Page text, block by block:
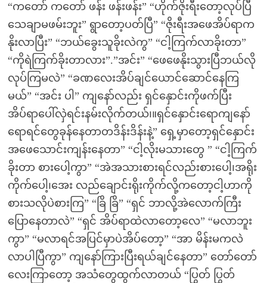
“ကတော် ကတော် ဖန်း ဖန်းဖန်း” “ဟိုက်ဇိုးရီးတော့လုပ်ပြီ
သေချာမဖမ်းဘူး” ရွာတော့ပတ်ပြီ” “ဇိုးရီးအဖေအိပ်ရာက
နိုးလာပြီး” “ဘယ်ခွေးသူခိုးလဲကွ” “ငါ့ကြက်လာခိုးတာ”
“ကိုရဲကြက်ခိုးတာလား”.”အင်း” “ဖေဖေနိုးသွားပြီဘယ်လို
လုပ်ကြမလဲ” “ခဏလေးအိပ်ချင်ယောင်ဆောင်နေကြ
မယ်” “အင်း ပါ” ကျနော်လည်း ရှင်နှောင်းကိုဖက်ပြီး
အိပ်ရာပေါ်လှဲရင်းနမ်းလိုက်တယ်၊။ရှင်နှောင်းရောကျနော်
ရောရင်တွေခုန်နေတာတဒိန်းဒိန်းနဲ့” ရှေ့မှာတော့ရှင်နှောင်း
အဖေသောင်းကျန်းနေတာ” “ငါ့လိုးမသားတွေ ” “ငါ့ကြက်
ခိုးတာ စားပေါ့ကွာ” “အဲအသားစားရင်လည်းစားပေါ့၊အရိုး
ကိုက်ပေါ့၊အေး လည်ချောင်းရိုးကိုက်လို့ကတော့ငါ့ဟာကို
စားသလိုပဲစားကြ” “ခြိ ခြိ” “ရှင် ဘာလို့အဲလောက်ကြီး
ပြောနေတာလဲ” “ရှင် အိပ်ရာထဲလာတော့လေ” “မလာဘူး
ကွာ” “မလာရင်အပြင်မှာပဲအိပ်တော့” “အာ မိန်းမကလဲ
လာပါပြီကွာ” ကျနော်ကြားပြီးရယ်ချင်နေတာ” တော်တော်
လေးကြာတော့ အသံတွေထွက်လာတယ် “ပြွတ် ပြွတ်